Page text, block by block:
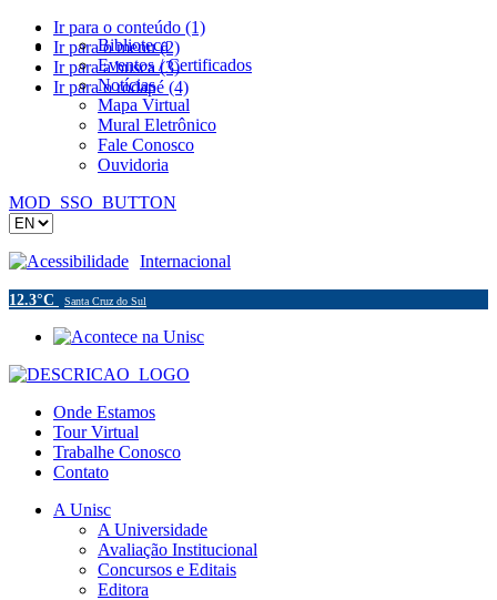
Ir para o conteúdo (1)
Ir para o menu (2)
Ir para a busca (3)
Ir para o rodapé (4)
Biblioteca
Eventos / Certificados
Notícias
Mapa Virtual
Mural Eletrônico
Fale Conosco
Ouvidoria
MOD_SSO_BUTTON
Acessibilidade Internacional
12.3°C Santa Cruz do Sul
Onde Estamos
Tour Virtual
Trabalhe Conosco
Contato
A Unisc
A Universidade
Avaliação Institucional
Concursos e Editais
Editora